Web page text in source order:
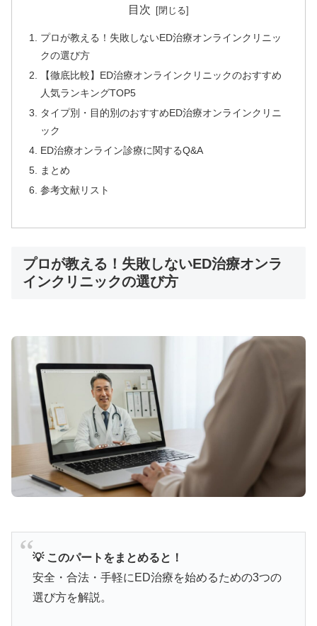
バイアグラジェネリックセットで詳細確認
💡 シルデナエイト：日本語パッケージ採用の
超低価格薬
💰
🏭
日本人監修
シルデナエイトで詳細確認
⚡ バルデナエイト：即効性15分の高速効果型
⏱️
効果持続 3〜5時間 で自然なタイミング
🌟
バルデナフィル 10mg/20mg ＋亜鉛配合
目次
プロが教える！失敗しないED治療オンラインクリニッ
クの選び方
【徹底比較】ED治療オンラインクリニックのおすすめ
人気ランキングTOP5
タイプ別・目的別のおすすめED治療オンラインクリニ
ック
ED治療オンライン診療に関するQ&A
まとめ
参考文献リスト
プロが教える！失敗しないED治療オンラ
インクリニックの選び方
💡 このパートをまとめると！
安全・合法・手軽にED治療を始めるための3つの
選び方を解説。